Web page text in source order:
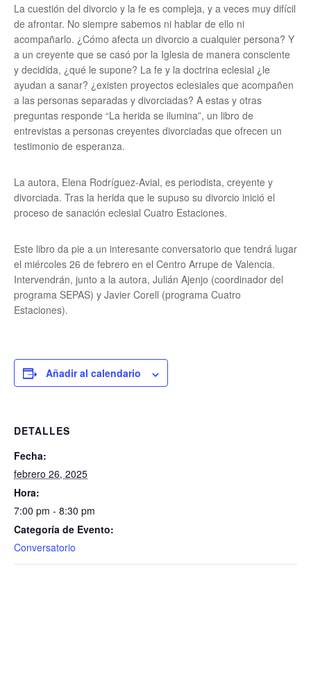
La cuestión del divorcio y la fe es compleja, y a veces muy difícil
de afrontar. No siempre sabemos ni hablar de ello ni
acompañarlo. ¿Cómo afecta un divorcio a cualquier persona? Y
a un creyente que se casó por la Iglesia de manera consciente
y decidida, ¿qué le supone? La fe y la doctrina eclesial ¿le
ayudan a sanar? ¿existen proyectos eclesiales que acompañen
a las personas separadas y divorciadas? A estas y otras
preguntas responde “La herida se ilumina”, un libro de
entrevistas a personas creyentes divorciadas que ofrecen un
testimonio de esperanza.
La autora, Elena Rodríguez-Avial, es periodista, creyente y
divorciada. Tras la herida que le supuso su divorcio inició el
proceso de sanación eclesial Cuatro Estaciones.
Este libro da pie a un interesante conversatorio que tendrá lugar
el miércoles 26 de febrero en el Centro Arrupe de Valencia.
Intervendrán, junto a la autora, Julián Ajenjo (coordinador del
programa SEPAS) y Javier Corell (programa Cuatro
Estaciones).
Añadir al calendario
DETALLES
Fecha:
febrero 26, 2025
Hora:
7:00 pm - 8:30 pm
Categoría de Evento:
Conversatorio